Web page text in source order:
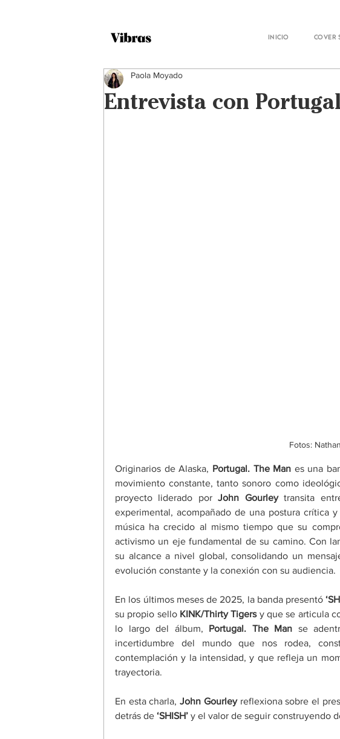
Inicio Cover
Entrevista con
Paola Moyado
Fotos:
Originarios de Alaska, Portugal. The Man es una
movimiento constante, tanto sonoro como
proyecto liderado por John Gourley transita
experimental, acompañado de una postura crítica
música ha crecido al mismo tiempo que su
activismo un eje fundamental de su camino. Con
su alcance a nivel global, consolidando un
evolución constante y la conexión con su audiencia.
En los últimos meses de 2025, la banda presentó ‘
su propio sello KINK/Thirty Tigers y que se articula
lo largo del álbum, Portugal. The Man se
incertidumbre del mundo que nos rodea,
contemplación y la intensidad, y que refleja un
trayectoria.
En esta charla, John Gourley reflexiona sobre el
detrás de ‘SHISH’ y el valor de seguir construyendo